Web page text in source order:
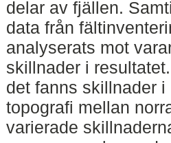
delar av fjällen.
data från
analyserats mot
skillnader i
det fanns skillnader
topografi mellan
varierade